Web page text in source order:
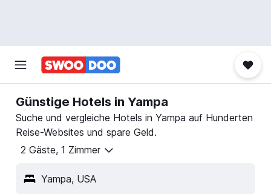
Günstige Hotels in Yampa
Suche und vergleiche Hotels in Yampa auf Hunderten
Reise-Websites und spare Geld.
2 Gäste, 1 Zimmer
Yampa, USA